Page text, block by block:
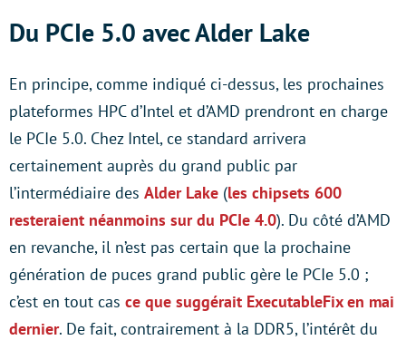
Du PCIe 5.0 avec Alder Lake
En principe, comme indiqué ci-dessus, les prochaines
plateformes HPC d’Intel et d’AMD prendront en charge
le PCIe 5.0. Chez Intel, ce standard arrivera
certainement auprès du grand public par
l’intermédiaire des Alder Lake (les chipsets 600
resteraient néanmoins sur du PCIe 4.0). Du côté d’AMD
en revanche, il n’est pas certain que la prochaine
génération de puces grand public gère le PCIe 5.0 ;
c’est en tout cas ce que suggérait ExecutableFix en mai
dernier. De fait, contrairement à la DDR5, l’intérêt du